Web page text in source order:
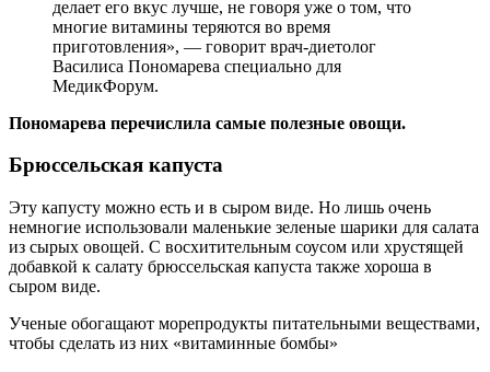
делает его вкус лучше, не говоря уже о том, что
многие витамины теряются во время
приготовления», — говорит врач-диетолог
Василиса Пономарева специально для
МедикФорум.
Пономарева перечислила самые полезные овощи.
Брюссельская капуста
Эту капусту можно есть и в сыром виде. Но лишь очень
немногие использовали маленькие зеленые шарики для салата
из сырых овощей. С восхитительным соусом или хрустящей
добавкой к салату брюссельская капуста также хороша в
сыром виде.
Ученые обогащают морепродукты питательными веществами,
чтобы сделать из них «витаминные бомбы»